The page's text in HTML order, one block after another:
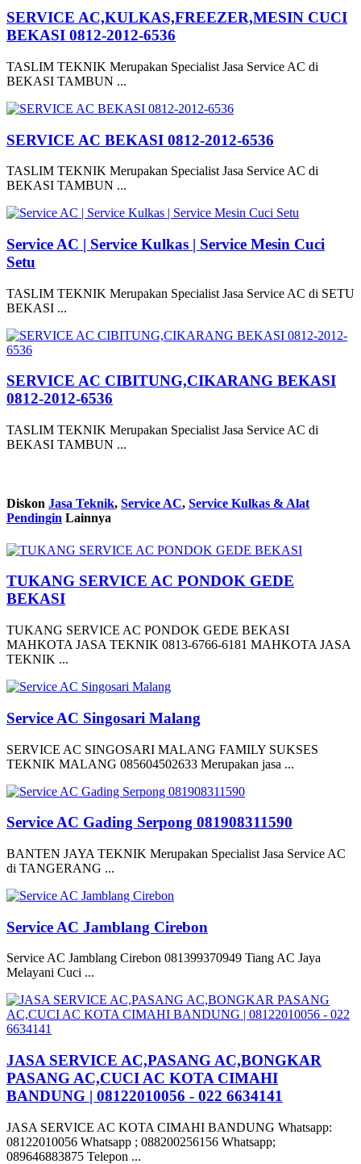
SERVICE AC,KULKAS,FREEZER,MESIN CUCI
BEKASI 0812-2012-6536
TASLIM TEKNIK Merupakan Specialist Jasa Service AC di
BEKASI TAMBUN ...
SERVICE AC BEKASI 0812-2012-6536
TASLIM TEKNIK Merupakan Specialist Jasa Service AC di
BEKASI TAMBUN ...
Service AC | Service Kulkas | Service Mesin Cuci
Setu
TASLIM TEKNIK Merupakan Specialist Jasa Service AC di SETU
BEKASI ...
SERVICE AC CIBITUNG,CIKARANG BEKASI
0812-2012-6536
TASLIM TEKNIK Merupakan Specialist Jasa Service AC di
BEKASI TAMBUN ...
Diskon Jasa Teknik, Service AC, Service Kulkas & Alat
Pendingin Lainnya
TUKANG SERVICE AC PONDOK GEDE
BEKASI
TUKANG SERVICE AC PONDOK GEDE BEKASI
MAHKOTA JASA TEKNIK 0813-6766-6181 MAHKOTA JASA
TEKNIK ...
Service AC Singosari Malang
SERVICE AC SINGOSARI MALANG FAMILY SUKSES
TEKNIK MALANG 085604502633 Merupakan jasa ...
Service AC Gading Serpong 081908311590
BANTEN JAYA TEKNIK Merupakan Specialist Jasa Service AC
di TANGERANG ...
Service AC Jamblang Cirebon
Service AC Jamblang Cirebon 081399370949 Tiang AC Jaya
Melayani Cuci ...
JASA SERVICE AC,PASANG AC,BONGKAR
PASANG AC,CUCI AC KOTA CIMAHI
BANDUNG | 08122010056 - 022 6634141
JASA SERVICE AC KOTA CIMAHI BANDUNG Whatsapp:
08122010056 Whatsapp ; 088200256156 Whatsapp;
089646883875 Telepon ...